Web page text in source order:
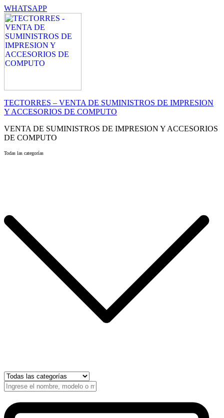
WHATSAPP
TECTORRES – VENTA DE SUMINISTROS DE IMPRESION
Y ACCESORIOS DE COMPUTO
VENTA DE SUMINISTROS DE IMPRESION Y ACCESORIOS
DE COMPUTO
Todas las categorías